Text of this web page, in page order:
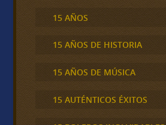
15 AÑOS
15 AÑOS DE HISTORIA
15 AÑOS DE MÚSICA
15 AUTÉNTICOS ÉXITOS